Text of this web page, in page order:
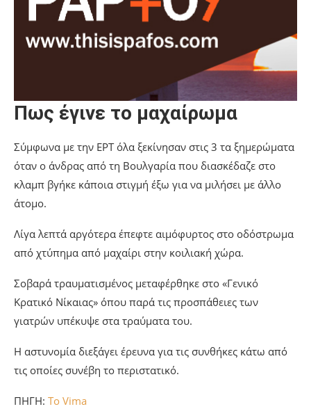
Πως έγινε το μαχαίρωμα
Σύμφωνα με την ΕΡΤ όλα ξεκίνησαν στις 3 τα ξημερώματα
όταν ο άνδρας από τη Βουλγαρία που διασκέδαζε στο
κλαμπ βγήκε κάποια στιγμή έξω για να μιλήσει με άλλο
άτομο.
Λίγα λεπτά αργότερα έπεφτε αιμόφυρτος στο οδόστρωμα
από χτύπημα από μαχαίρι στην κοιλιακή χώρα.
Σοβαρά τραυματισμένος μεταφέρθηκε στο «Γενικό
Κρατικό Νίκαιας» όπου παρά τις προσπάθειες των
γιατρών υπέκυψε στα τραύματα του.
Η αστυνομία διεξάγει έρευνα για τις συνθήκες κάτω από
τις οποίες συνέβη το περιστατικό.
ΠΗΓΗ: To Vima